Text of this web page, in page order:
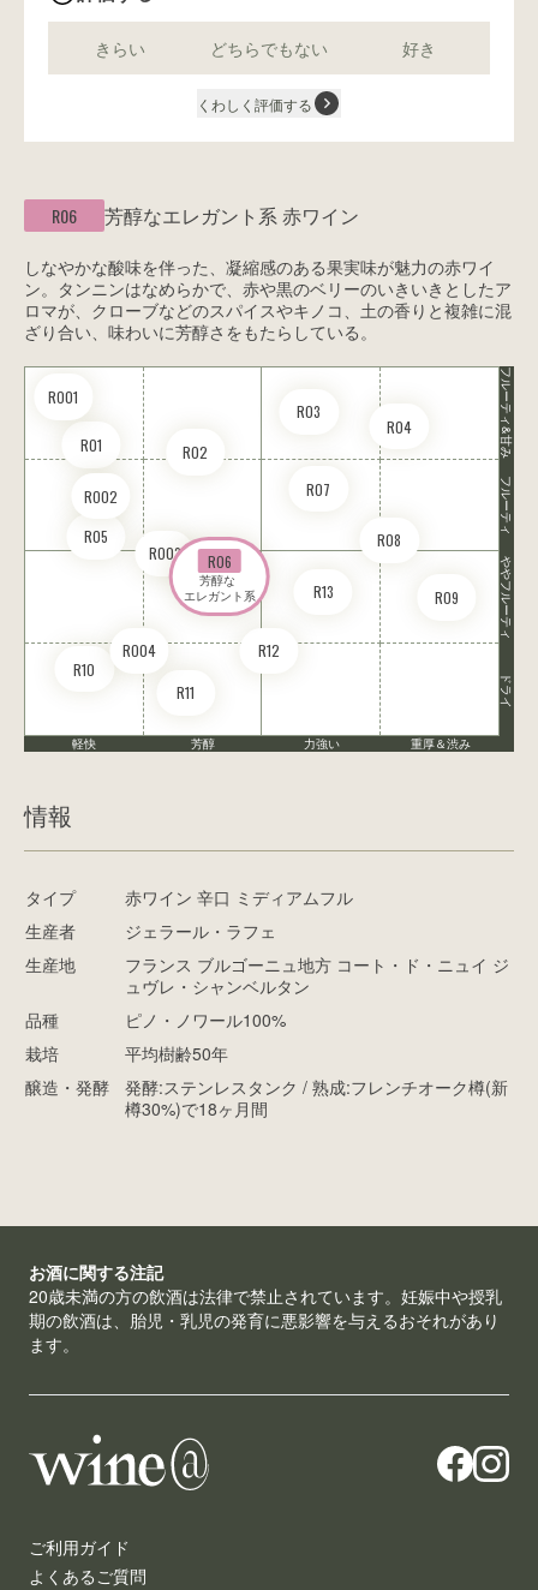
きらい どちらでもない 好き
くわしく評価する
R06 芳醇なエレガント系 赤ワイン
しなやかな酸味を伴った、凝縮感のある果実味が魅力の赤ワイ
ン。タンニンはなめらかで、赤や黒のベリーのいきいきとしたア
ロマが、クローブなどのスパイスやキノコ、土の香りと複雑に混
ざり合い、味わいに芳醇さをもたらしている。
R01 R02
R03
R04
R05
R06
芳醇な
エレガント系
R07
R08
R09
R10
R11
R12
R13
RO01
RO02
RO03
RO04
フルーティ&甘み
フルーティ
ややフルーティ
ドライ
軽快 芳醇 力強い 重厚＆渋み
情報
タイプ
赤ワイン 辛口 ミディアムフル
生産者
ジェラール・ラフェ
生産地
フランス ブルゴーニュ地方 コート・ド・ニュイ ジ
ュヴレ・シャンベルタン
品種
ピノ・ノワール100%
栽培
平均樹齢50年
醸造・発酵
発酵:ステンレスタンク / 熟成:フレンチオーク樽(新
樽30%)で18ヶ月間
お酒に関する注記
20歳未満の方の飲酒は法律で禁止されています。妊娠中や授乳
期の飲酒は、胎児・乳児の発育に悪影響を与えるおそれがあり
ます。
ご利用ガイド
よくあるご質問